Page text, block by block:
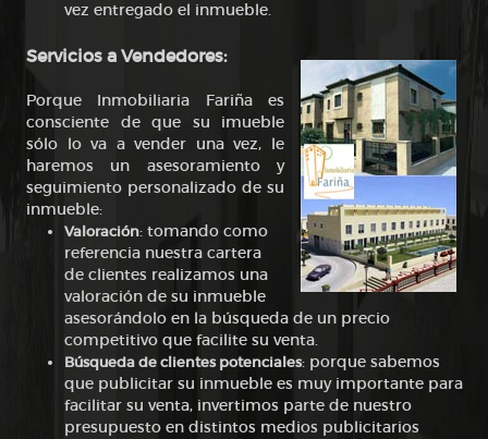
vez entregado el inmueble.
Servicios a Vendedores:
Porque Inmobiliaria Fariña es
consciente de que su imueble
sólo lo va a vender una vez, le
haremos un asesoramiento y
seguimiento personalizado de su
inmueble:
Valoración: tomando como
referencia nuestra cartera
de clientes realizamos una
valoración de su inmueble
asesorándolo en la búsqueda de un precio
competitivo que facilite su venta.
Búsqueda de clientes potenciales: porque sabemos
que publicitar su inmueble es muy importante para
facilitar su venta, invertimos parte de nuestro
presupuesto en distintos medios publicitarios